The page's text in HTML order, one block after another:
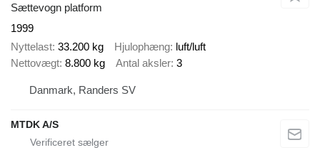
Sættevogn platform
1999
Nyttelast 33.200 kg Hjulophæng luft/luft
Nettovægt 8.800 kg Antal aksler 3
Danmark, Randers SV
MTDK A/S